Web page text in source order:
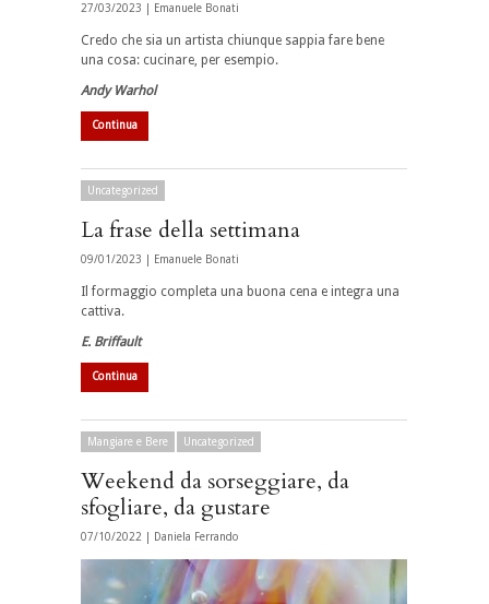
27/03/2023 | Emanuele Bonati
Credo che sia un artista chiunque sappia fare bene
una cosa: cucinare, per esempio.
Andy Warhol
Continua
Uncategorized
La frase della settimana
09/01/2023 | Emanuele Bonati
Il formaggio completa una buona cena e integra una
cattiva.
E. Briffault
Continua
Mangiare e Bere Uncategorized
Weekend da sorseggiare, da
sfogliare, da gustare
07/10/2022 | Daniela Ferrando